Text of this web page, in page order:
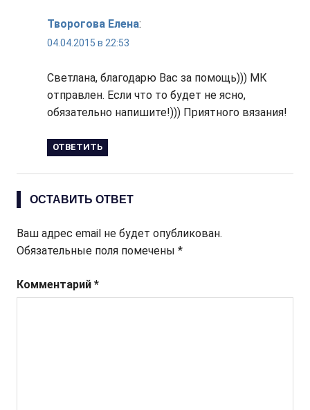
Творогова Елена:
04.04.2015 в 22:53
Светлана, благодарю Вас за помощь))) МК
отправлен. Если что то будет не ясно,
обязательно напишите!))) Приятного вязания!
ОТВЕТИТЬ
ОСТАВИТЬ ОТВЕТ
Ваш адрес email не будет опубликован.
Обязательные поля помечены *
Комментарий *